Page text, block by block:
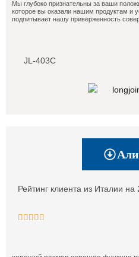
Мы глубоко признательны за ваши
которое вы оказали нашим продуктам и
подпитывает нашу приверженность
JL-403C
Рейтинг клиента из Италии на
